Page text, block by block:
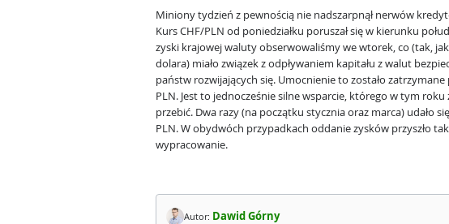
Miniony tydzień z pewnością nie nadszarpnął nerwów
Kurs CHF/PLN od poniedziałku poruszał się w kierunku
zyski krajowej waluty obserwowaliśmy we wtorek, co (tak,
dolara) miało związek z odpływaniem kapitału z walut
państw rozwijających się. Umocnienie to zostało
PLN. Jest to jednocześnie silne wsparcie, którego w tym roku
przebić. Dwa razy (na początku stycznia oraz marca) udało
PLN. W obydwóch przypadkach oddanie zysków przyszło
wypracowanie.
Autor: Dawid Górny